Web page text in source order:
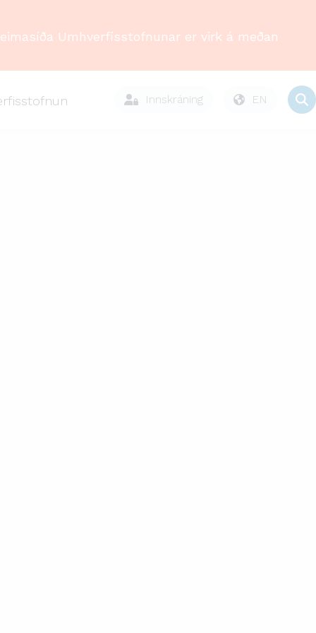
Innskráning EN
Umhverfisstofnunar er virk á meðan